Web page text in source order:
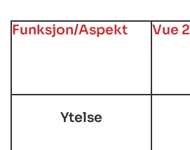
Funksjon/Aspekt Vue 2
Ytelse